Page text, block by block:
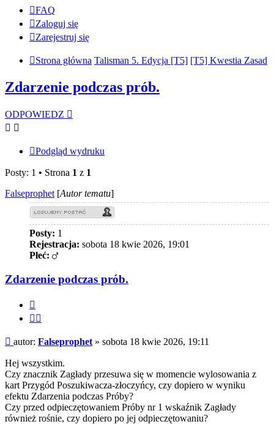
FAQ
Zaloguj się
Zarejestruj się
Strona główna Talisman 5. Edycja [T5] [T5] Kwestia Zasad
Zdarzenie podczas prób.
ODPOWIEDZ
Podgląd wydruku
Posty: 1 • Strona 1 z 1
Falseprophet [Autor tematu]
Posty: 1
Rejestracja: sobota 18 kwie 2026, 19:01
Płeć:
Zdarzenie podczas prób.
Post
autor: Falseprophet » sobota 18 kwie 2026, 19:11
Hej wszystkim.
Czy znacznik Zagłady przesuwa się w momencie wylosowania z
kart Przygód Poszukiwacza-złoczyńcy, czy dopiero w wyniku
efektu Zdarzenia podczas Próby?
Czy przed odpieczętowaniem Próby nr 1 wskaźnik Zagłady
również rośnie, czy dopiero po jej odpieczętowaniu?